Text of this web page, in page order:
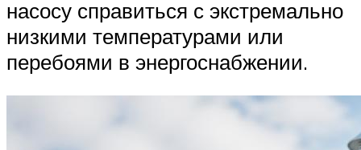
насосу справиться с экстремально
низкими температурами или
перебоями в энергоснабжении.